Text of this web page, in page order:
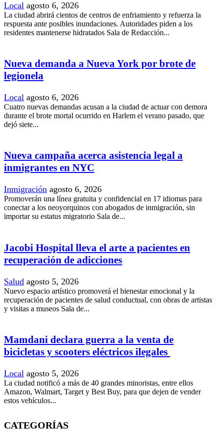
Local agosto 6, 2026
La ciudad abrirá cientos de centros de enfriamiento y refuerza la
respuesta ante posibles inundaciones. Autoridades piden a los
residentes mantenerse hidratados Sala de Redacción...
Nueva demanda a Nueva York por brote de
legionela
Local agosto 6, 2026
Cuatro nuevas demandas acusan a la ciudad de actuar con demora
durante el brote mortal ocurrido en Harlem el verano pasado, que
dejó siete...
Nueva campaña acerca asistencia legal a
inmigrantes en NYC
Inmigración agosto 6, 2026
Promoverán una línea gratuita y confidencial en 17 idiomas para
conectar a los neoyorquinos con abogados de inmigración, sin
importar su estatus migratorio Sala de...
Jacobi Hospital lleva el arte a pacientes en
recuperación de adicciones
Salud agosto 5, 2026
Nuevo espacio artístico promoverá el bienestar emocional y la
recuperación de pacientes de salud conductual, con obras de artistas
y visitas a museos Sala de...
Mamdani declara guerra a la venta de
bicicletas y scooters eléctricos ilegales
Local agosto 5, 2026
La ciudad notificó a más de 40 grandes minoristas, entre ellos
Amazon, Walmart, Target y Best Buy, para que dejen de vender
estos vehículos...
CATEGORÍAS